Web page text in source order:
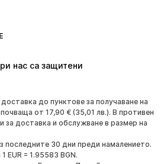
Популярно
Боти
Ботуши
нас са защитени
до пунктове за получаване на
от 17,90 € (35,01 лв.). В противен
за доставка и обслужване в размер на
последните 30 дни преди намалението.
EUR = 1.95583 BGN.